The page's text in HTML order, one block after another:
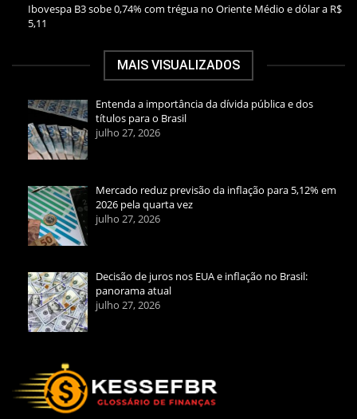
Ibovespa B3 sobe 0,74% com trégua no Oriente Médio e dólar a R$
5,11
MAIS VISUALIZADOS
Entenda a importância da dívida pública e dos
títulos para o Brasil
julho 27, 2026
Mercado reduz previsão da inflação para 5,12% em
2026 pela quarta vez
julho 27, 2026
Decisão de juros nos EUA e inflação no Brasil:
panorama atual
julho 27, 2026